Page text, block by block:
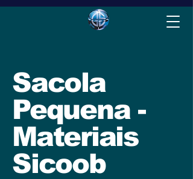
Sacola
Pequena -
Materiais
Sicoob